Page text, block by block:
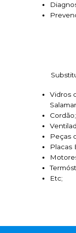
Vidros
Cordão;
Peças
Placas
Etc;